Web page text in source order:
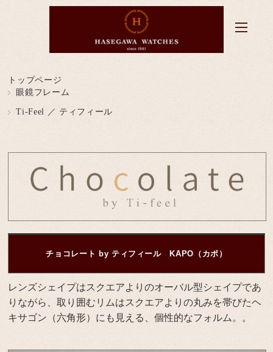
トップページ
眼鏡フレーム
Ti-Feel ／ ティフィール
チョコレート by ティフィール KAPO（カポ）
レンズシェイプはスクエアよりのオーバル型シェイプであ
りながら、取り囲むリムはスクエアよりの丸みを帯びたヘ
キサゴン（六角形）にも見える、個性的なフォルム。。